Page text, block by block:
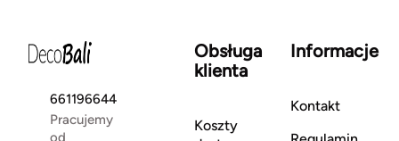
661196644
Pracujemy
od
Obsługa
klienta
Koszty
Informacje
Kontakt